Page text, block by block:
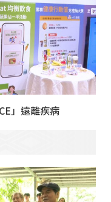
」遠離疾病